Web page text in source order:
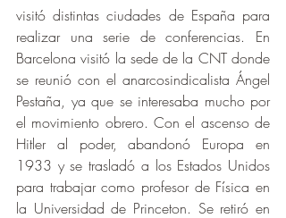
visitó distintas ciudades de España para
realizar una serie de conferencias. En
Barcelona visitó la sede de la CNT donde
se reunió con el anarcosindicalista Ángel
Pestaña, ya que se interesaba mucho por
el movimiento obrero. Con el ascenso de
Hitler al poder, abandonó Europa en
1933 y se trasladó a los Estados Unidos
para trabajar como profesor de Física en
la Universidad de Princeton. Se retiró en